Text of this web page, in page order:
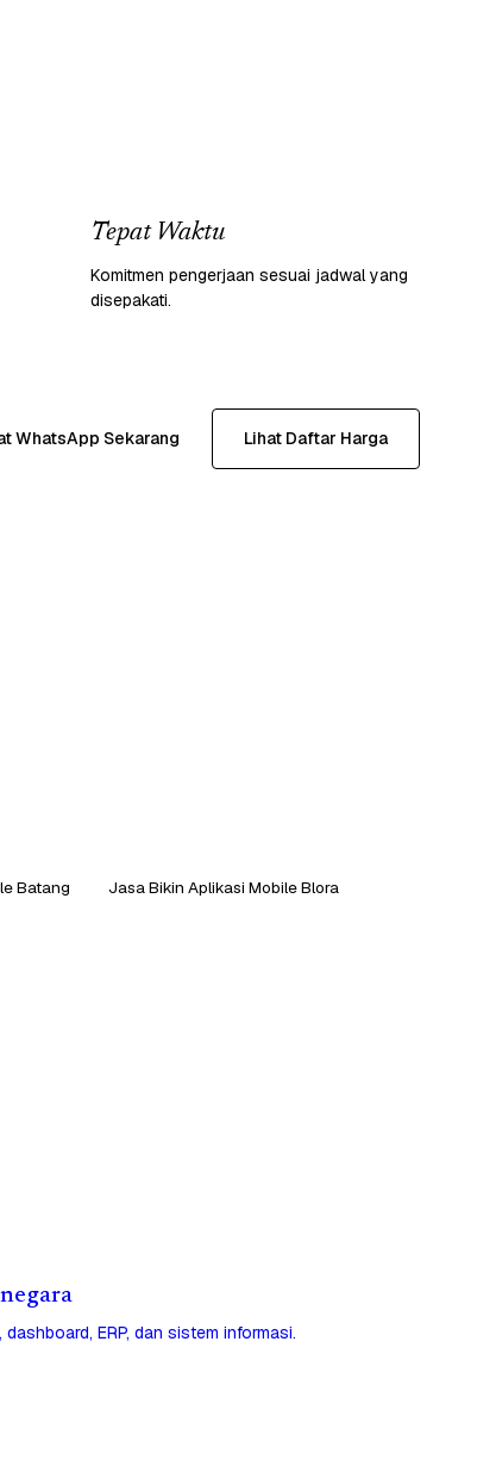
Tepat Waktu
Komitmen pengerjaan sesuai jadwal yang
disepakati.
WhatsApp Sekarang Lihat Daftar Harga
Batang
Jasa Bikin Aplikasi Mobile Blora
ERP, dan sistem informasi.